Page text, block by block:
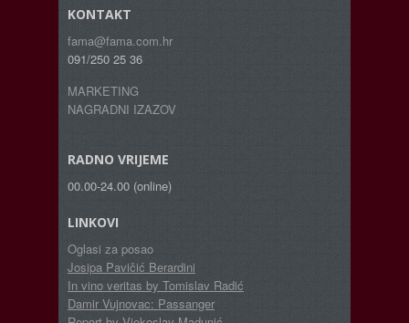
KONTAKT
fama@fama.com.hr
091/250 25 36
MARKETING
NAGRADNI IZAZOV
RADNO VRIJEME
00.00-24.00 (online)
LINKOVI
Oglasi za posao
Josipa Pavičić Berardini
In vino veritas by Tomislav Radić
Damir Vujnovac: Passanger